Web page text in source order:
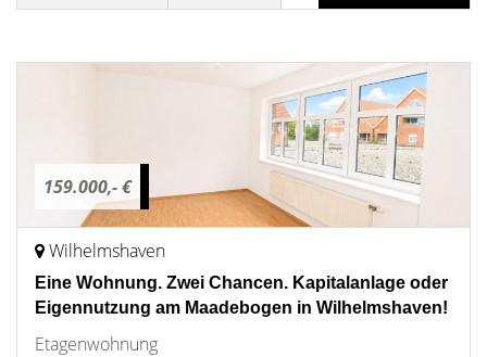
159.000,- €
Wilhelmshaven
Eine Wohnung. Zwei Chancen. Kapitalanlage oder
Eigennutzung am Maadebogen in Wilhelmshaven!
Etagenwohnung